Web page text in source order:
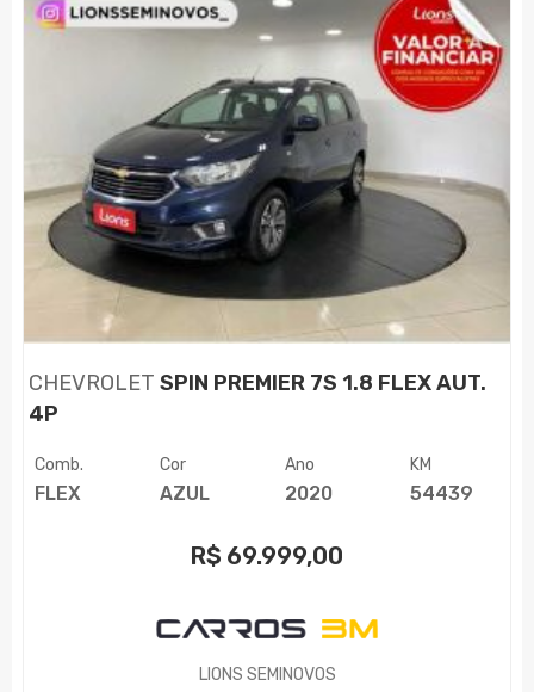
CHEVROLET SPIN PREMIER 7S 1.8 FLEX AUT.
4P
Comb.
FLEX
Cor
AZUL
Ano
2020
KM
54439
R$ 69.999,00
LIONS SEMINOVOS